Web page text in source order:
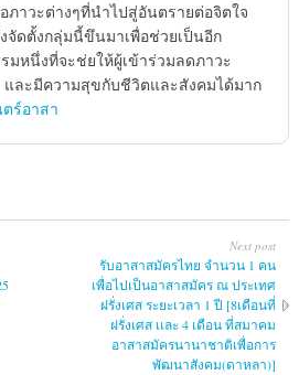
ภาวะต่างๆที่นำไปสู่อันตรายต่อจิตใจ
จัดตั้งกลุ่มนี้ขึนมาเพื่อช่วยเป็นอีก
มหนึ่งที่จะช่ยให้ผู้เข้าร่วมลดภาวะ
และมีความสุขกับชีวิตและสังคมได้มาก
ร์อาสา
Next post
รับอาสาสมัครไทย จำนวน 1 คน
เพื่อไปเป็นอาสาสมัคร ณ ประเทศ
ฝรั่งเศส ระยะเวลา 1 ปี [8เดือนที่
ฝรั่งเศส เเละ 4 เดือน ที่สมาคม
อาสาสมัครนานาชาติเพื่อการ
พัฒนาสังคม(ดาหลา)]